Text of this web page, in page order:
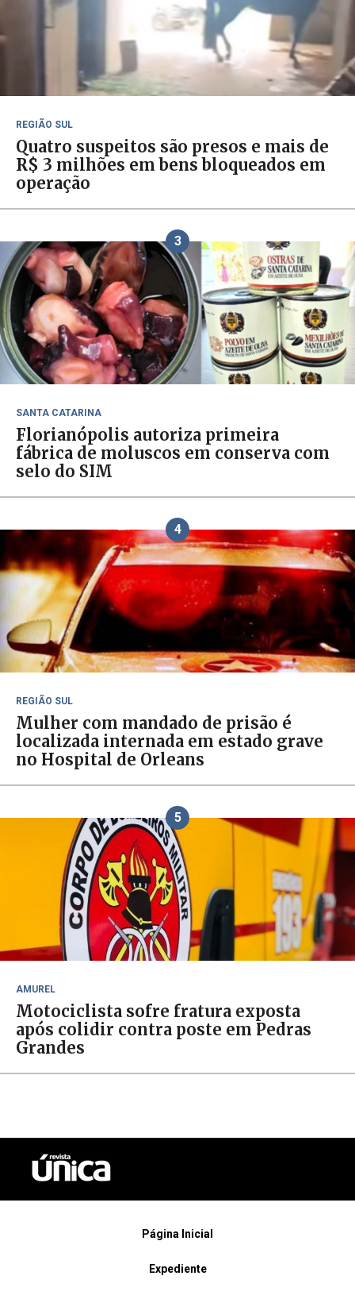
REGIÃO SUL
Quatro suspeitos são presos e mais de
R$ 3 milhões em bens bloqueados em
operação
3
SANTA CATARINA
Florianópolis autoriza primeira
fábrica de moluscos em conserva com
selo do SIM
4
REGIÃO SUL
Mulher com mandado de prisão é
localizada internada em estado grave
no Hospital de Orleans
5
AMUREL
Motociclista sofre fratura exposta
após colidir contra poste em Pedras
Grandes
Página Inicial
Expediente